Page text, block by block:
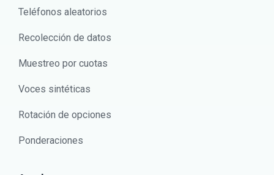
Teléfonos aleatorios
Recolección de datos
Muestreo por cuotas
Voces sintéticas
Rotación de opciones
Ponderaciones